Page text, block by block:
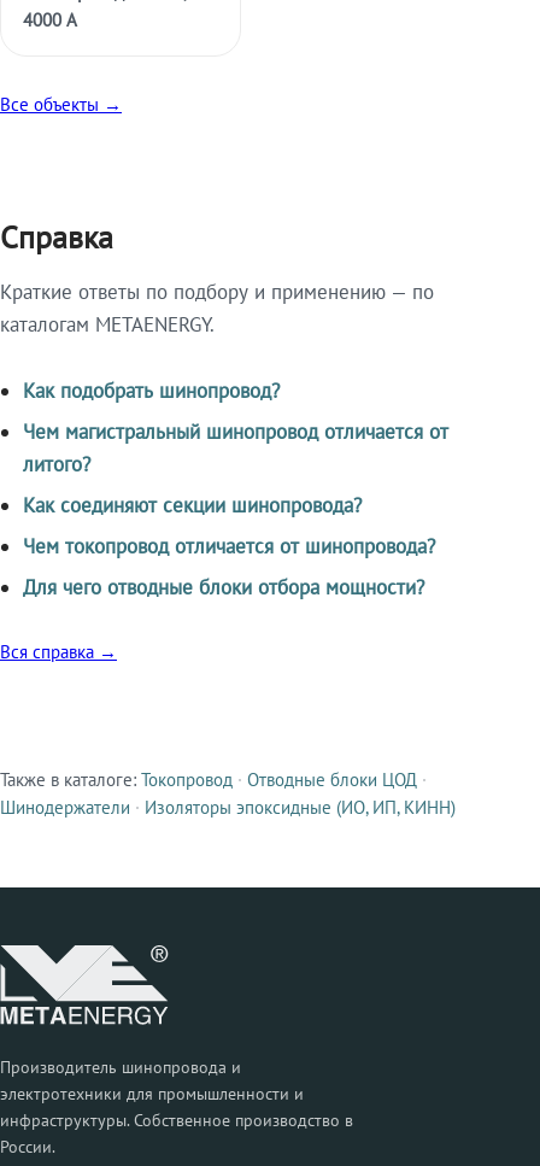
4000 А
Все объекты →
Справка
Краткие ответы по подбору и применению — по
каталогам METAENERGY.
Как подобрать шинопровод?
Чем магистральный шинопровод отличается от
литого?
Как соединяют секции шинопровода?
Чем токопровод отличается от шинопровода?
Для чего отводные блоки отбора мощности?
Вся справка →
Смежные продукты
Также в каталоге: Токопровод · Отводные блоки ЦОД ·
Шинодержатели · Изоляторы эпоксидные (ИО, ИП, КИНН)
Производитель шинопровода и
электротехники для промышленности и
инфраструктуры. Собственное производство в
России.